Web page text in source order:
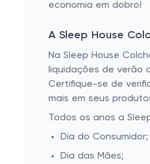
economia em dobro!
A Sleep House
Na Sleep House
liquidações de verão
Certifique-se de
mais em seus
Todos os anos a
Dia do Consumidor;
Dia das Mães;